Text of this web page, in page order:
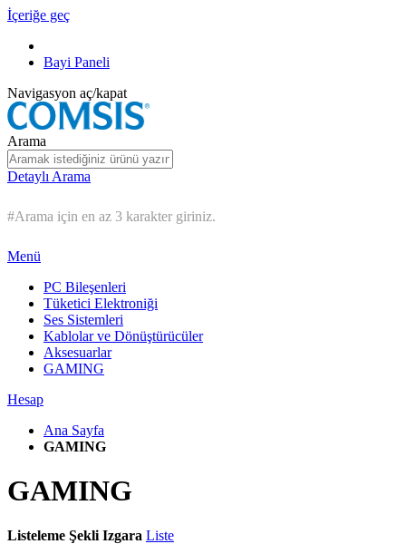
İçeriğe geç
Bayi Paneli
Navigasyon aç/kapat
Arama
Detaylı Arama
#Arama için en az 3 karakter giriniz.
Menü
PC Bileşenleri
Tüketici Elektroniği
Ses Sistemleri
Kablolar ve Dönüştürücüler
Aksesuarlar
GAMING
Hesap
Ana Sayfa
GAMING
GAMING
Listeleme Şekli Izgara Liste